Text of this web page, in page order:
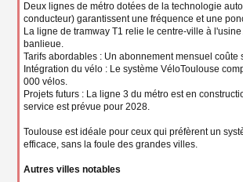
Deux lignes de métro dotées de la technologie
conducteur) garantissent une fréquence et une
La ligne de tramway T1 relie le centre-ville à
banlieue.
Tarifs abordables : Un abonnement mensuel coûte
Intégration du vélo : Le système VéloToulouse
000 vélos.
Projets futurs : La ligne 3 du métro est en
service est prévue pour 2028.
Toulouse est idéale pour ceux qui préfèrent un
efficace, sans la foule des grandes villes.
Autres villes notables